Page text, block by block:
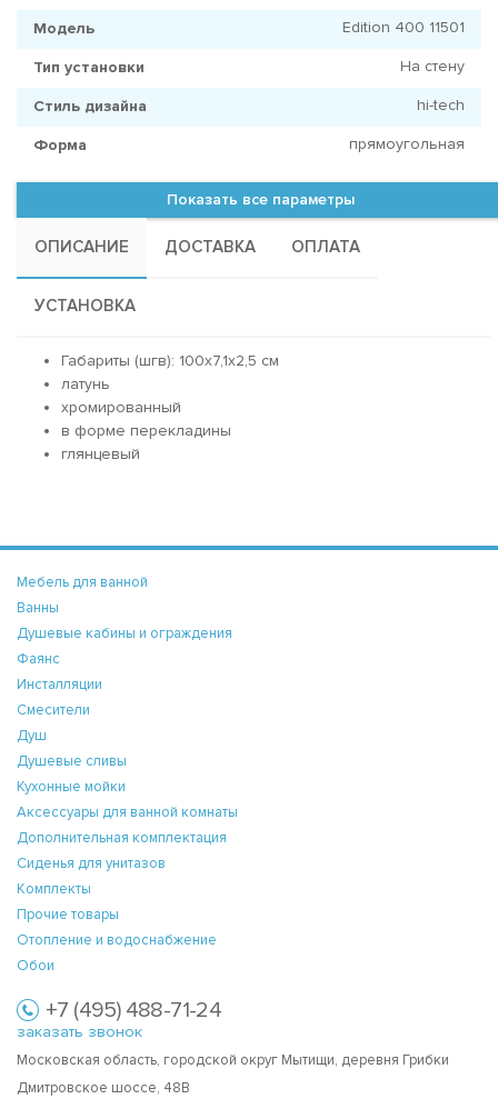
Модель Edition 400 11501
Тип установки На стену
Стиль дизайна hi-tech
Форма прямоугольная
Показать все параметры
ОПИСАНИЕ ДОСТАВКА ОПЛАТА
УСТАНОВКА
Габариты (шгв): 100x7,1x2,5 см
латунь
хромированный
в форме перекладины
глянцевый
Мебель для ванной
Ванны
Душевые кабины и ограждения
Фаянс
Инсталляции
Смесители
Душ
Душевые сливы
Кухонные мойки
Аксессуары для ванной комнаты
Дополнительная комплектация
Сиденья для унитазов
Комплекты
Прочие товары
Отопление и водоснабжение
Обои
+7 (495) 488-71-24
заказать звонок
Московская область, городской округ Мытищи, деревня Грибки
Дмитровское шоссе, 48В